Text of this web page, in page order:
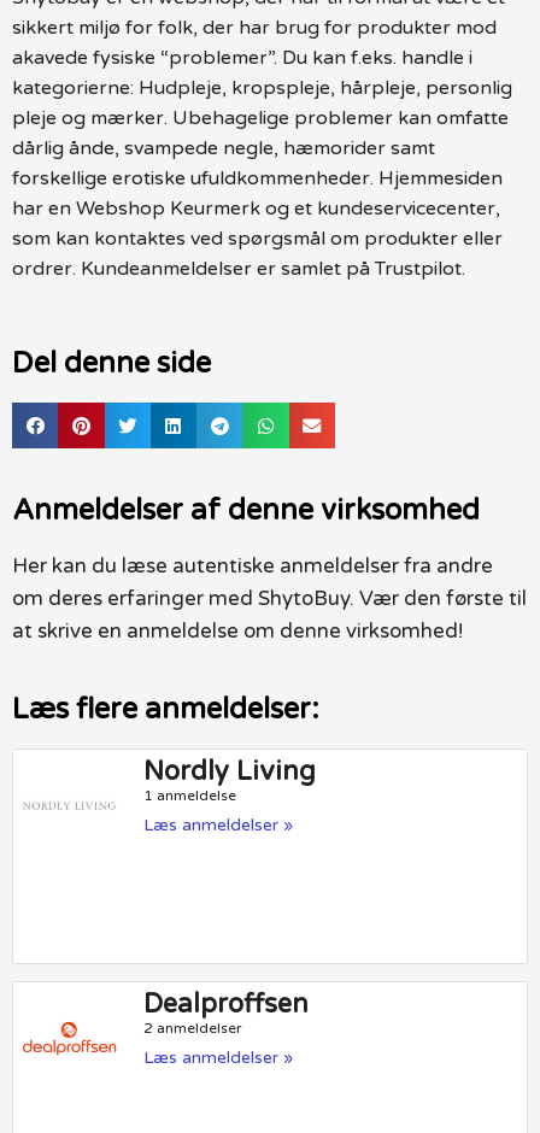
sikkert miljø for folk, der har brug for produkter mod
akavede fysiske “problemer”. Du kan f.eks. handle i
kategorierne: Hudpleje, kropspleje, hårpleje, personlig
pleje og mærker. Ubehagelige problemer kan omfatte
dårlig ånde, svampede negle, hæmorider samt
forskellige erotiske ufuldkommenheder. Hjemmesiden
har en Webshop Keurmerk og et kundeservicecenter,
som kan kontaktes ved spørgsmål om produkter eller
ordrer. Kundeanmeldelser er samlet på Trustpilot.
Del denne side
Anmeldelser af denne virksomhed
Her kan du læse autentiske anmeldelser fra andre
om deres erfaringer med ShytoBuy. Vær den første til
at skrive en anmeldelse om denne virksomhed!
Læs flere anmeldelser:
Nordly Living
1 anmeldelse
Læs anmeldelser »
Dealproffsen
2 anmeldelser
Læs anmeldelser »